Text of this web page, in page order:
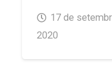
17 de
2020